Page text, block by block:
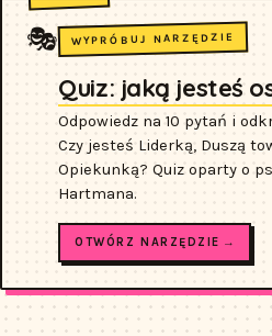
🎭 WYPRÓBUJ NARZĘDZIE
Quiz: jaką jesteś
Odpowiedz na 10 pytań i
Czy jesteś Liderką, Duszą
Opiekunką? Quiz oparty o
Hartmana.
OTWÓRZ NARZĘDZIE →